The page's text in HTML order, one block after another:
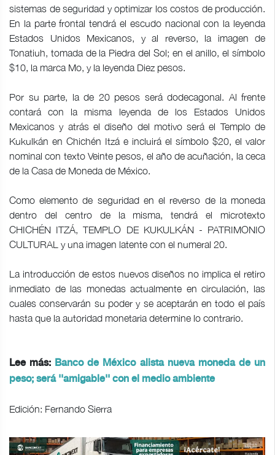
sistemas de seguridad y optimizar los costos de producción.
En la parte frontal tendrá el escudo nacional con la leyenda
Estados Unidos Mexicanos, y al reverso, la imagen de
Tonatiuh, tomada de la Piedra del Sol; en el anillo, el símbolo
$10, la marca Mo, y la leyenda Diez pesos.
Por su parte, la de 20 pesos será dodecagonal. Al frente
contará con la misma leyenda de los Estados Unidos
Mexicanos y atrás el diseño del motivo será el Templo de
Kukulkán en Chichén Itzá e incluirá el símbolo $20, el valor
nominal con texto Veinte pesos, el año de acuñación, la ceca
de la Casa de Moneda de México.
Como elemento de seguridad en el reverso de la moneda
dentro del centro de la misma, tendrá el microtexto
CHICHÉN ITZÁ, TEMPLO DE KUKULKÁN - PATRIMONIO
CULTURAL y una imagen latente con el numeral 20.
La introducción de estos nuevos diseños no implica el retiro
inmediato de las monedas actualmente en circulación, las
cuales conservarán su poder y se aceptarán en todo el país
hasta que la autoridad monetaria determine lo contrario.
Lee más: Banco de México alista nueva moneda de un
peso; será ''amigable'' con el medio ambiente
Edición: Fernando Sierra